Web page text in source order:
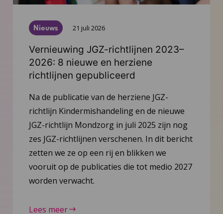
Nieuws 21 juli 2026
Vernieuwing JGZ-richtlijnen 2023–
2026: 8 nieuwe en herziene
richtlijnen gepubliceerd
Na de publicatie van de herziene JGZ-
richtlijn Kindermishandeling en de nieuwe
JGZ-richtlijn Mondzorg in juli 2025 zijn nog
zes JGZ-richtlijnen verschenen. In dit bericht
zetten we ze op een rij en blikken we
vooruit op de publicaties die tot medio 2027
worden verwacht.
Lees meer